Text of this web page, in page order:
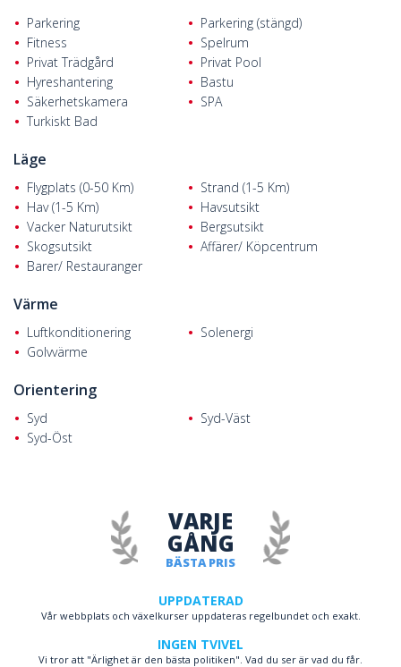
Parkering
Parkering (stängd)
Fitness
Spelrum
Privat Trädgård
Privat Pool
Hyreshantering
Bastu
Säkerhetskamera
SPA
Turkiskt Bad
Läge
Flygplats (0-50 Km)
Strand (1-5 Km)
Hav (1-5 Km)
Havsutsikt
Vacker Naturutsikt
Bergsutsikt
Skogsutsikt
Affärer/ Köpcentrum
Barer/ Restauranger
Värme
Luftkonditionering
Solenergi
Golvvärme
Orientering
Syd
Syd-Väst
Syd-Öst
BÄSTA PRIS
VARJE
GÅNG
UPPDATERAD
Vår webbplats och växelkurser uppdateras regelbundet och exakt.
INGEN TVIVEL
Vi tror att "Ärlighet är den bästa politiken". Vad du ser är vad du får.